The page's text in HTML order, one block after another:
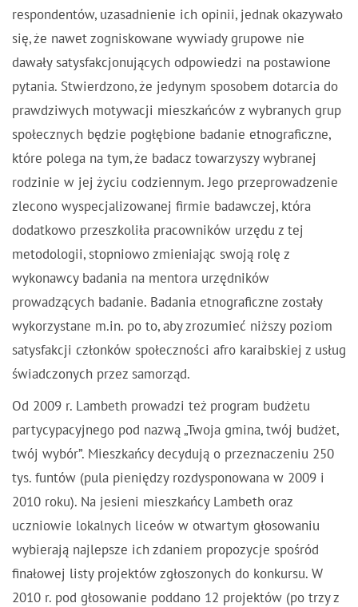
respondentów, uzasadnienie ich opinii, jednak okazywało
się, że nawet zogniskowane wywiady grupowe nie
dawały satysfakcjonujących odpowiedzi na postawione
pytania. Stwierdzono, że jedynym sposobem dotarcia do
prawdziwych motywacji mieszkańców z wybranych grup
społecznych będzie pogłębione badanie etnograficzne,
które polega na tym, że badacz towarzyszy wybranej
rodzinie w jej życiu codziennym. Jego przeprowadzenie
zlecono wyspecjalizowanej firmie badawczej, która
dodatkowo przeszkoliła pracowników urzędu z tej
metodologii, stopniowo zmieniając swoją rolę z
wykonawcy badania na mentora urzędników
prowadzących badanie. Badania etnograficzne zostały
wykorzystane m.in. po to, aby zrozumieć niższy poziom
satysfakcji członków społeczności afro karaibskiej z usług
świadczonych przez samorząd.
Od 2009 r. Lambeth prowadzi też program budżetu
partycypacyjnego pod nazwą „Twoja gmina, twój budżet,
twój wybór”. Mieszkańcy decydują o przeznaczeniu 250
tys. funtów (pula pieniędzy rozdysponowana w 2009 i
2010 roku). Na jesieni mieszkańcy Lambeth oraz
uczniowie lokalnych liceów w otwartym głosowaniu
wybierają najlepsze ich zdaniem propozycje spośród
finałowej listy projektów zgłoszonych do konkursu. W
2010 r. pod głosowanie poddano 12 projektów (po trzy z